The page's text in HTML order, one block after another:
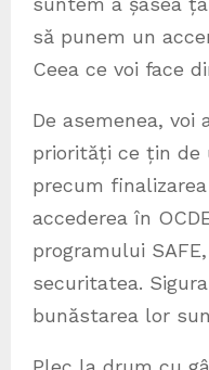
să punem un
Ceea ce voi face
De asemenea, voi
priorități ce țin de
precum
accederea în
programului
securitatea.
bunăstarea lor